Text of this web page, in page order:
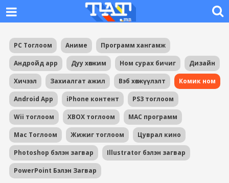
PC Тоглоом Аниме Программ хангамж
Андройд app Дуу хөгжим Ном сурах бичиг Дизайн
Хичээл Захиалгат ажил Вэб хөгжүүлэлт Комик ном
Android App iPhone контент PS3 тоглоом
Wii тоглоом XBOX тоглоом MAC программ
Mac Тоглоом Жижиг тоглоом Цуврал кино
Photoshop бэлэн загвар Illustrator бэлэн загвар
PowerPoint Бэлэн Загвар